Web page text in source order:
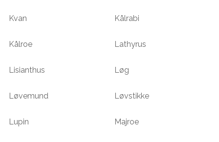
Kvan Kålrabi
Kålroe Lathyrus
Lisianthus Løg
Løvemund Løvstikke
Lupin Majroe